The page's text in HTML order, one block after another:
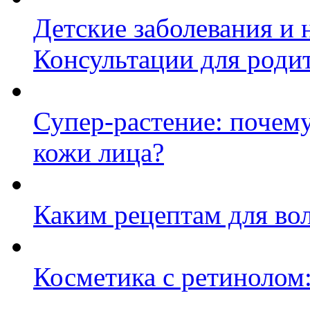
Детские заболевания
Консультации для
Супер-растение:
кожи лица?
Каким рецептам для
Косметика с